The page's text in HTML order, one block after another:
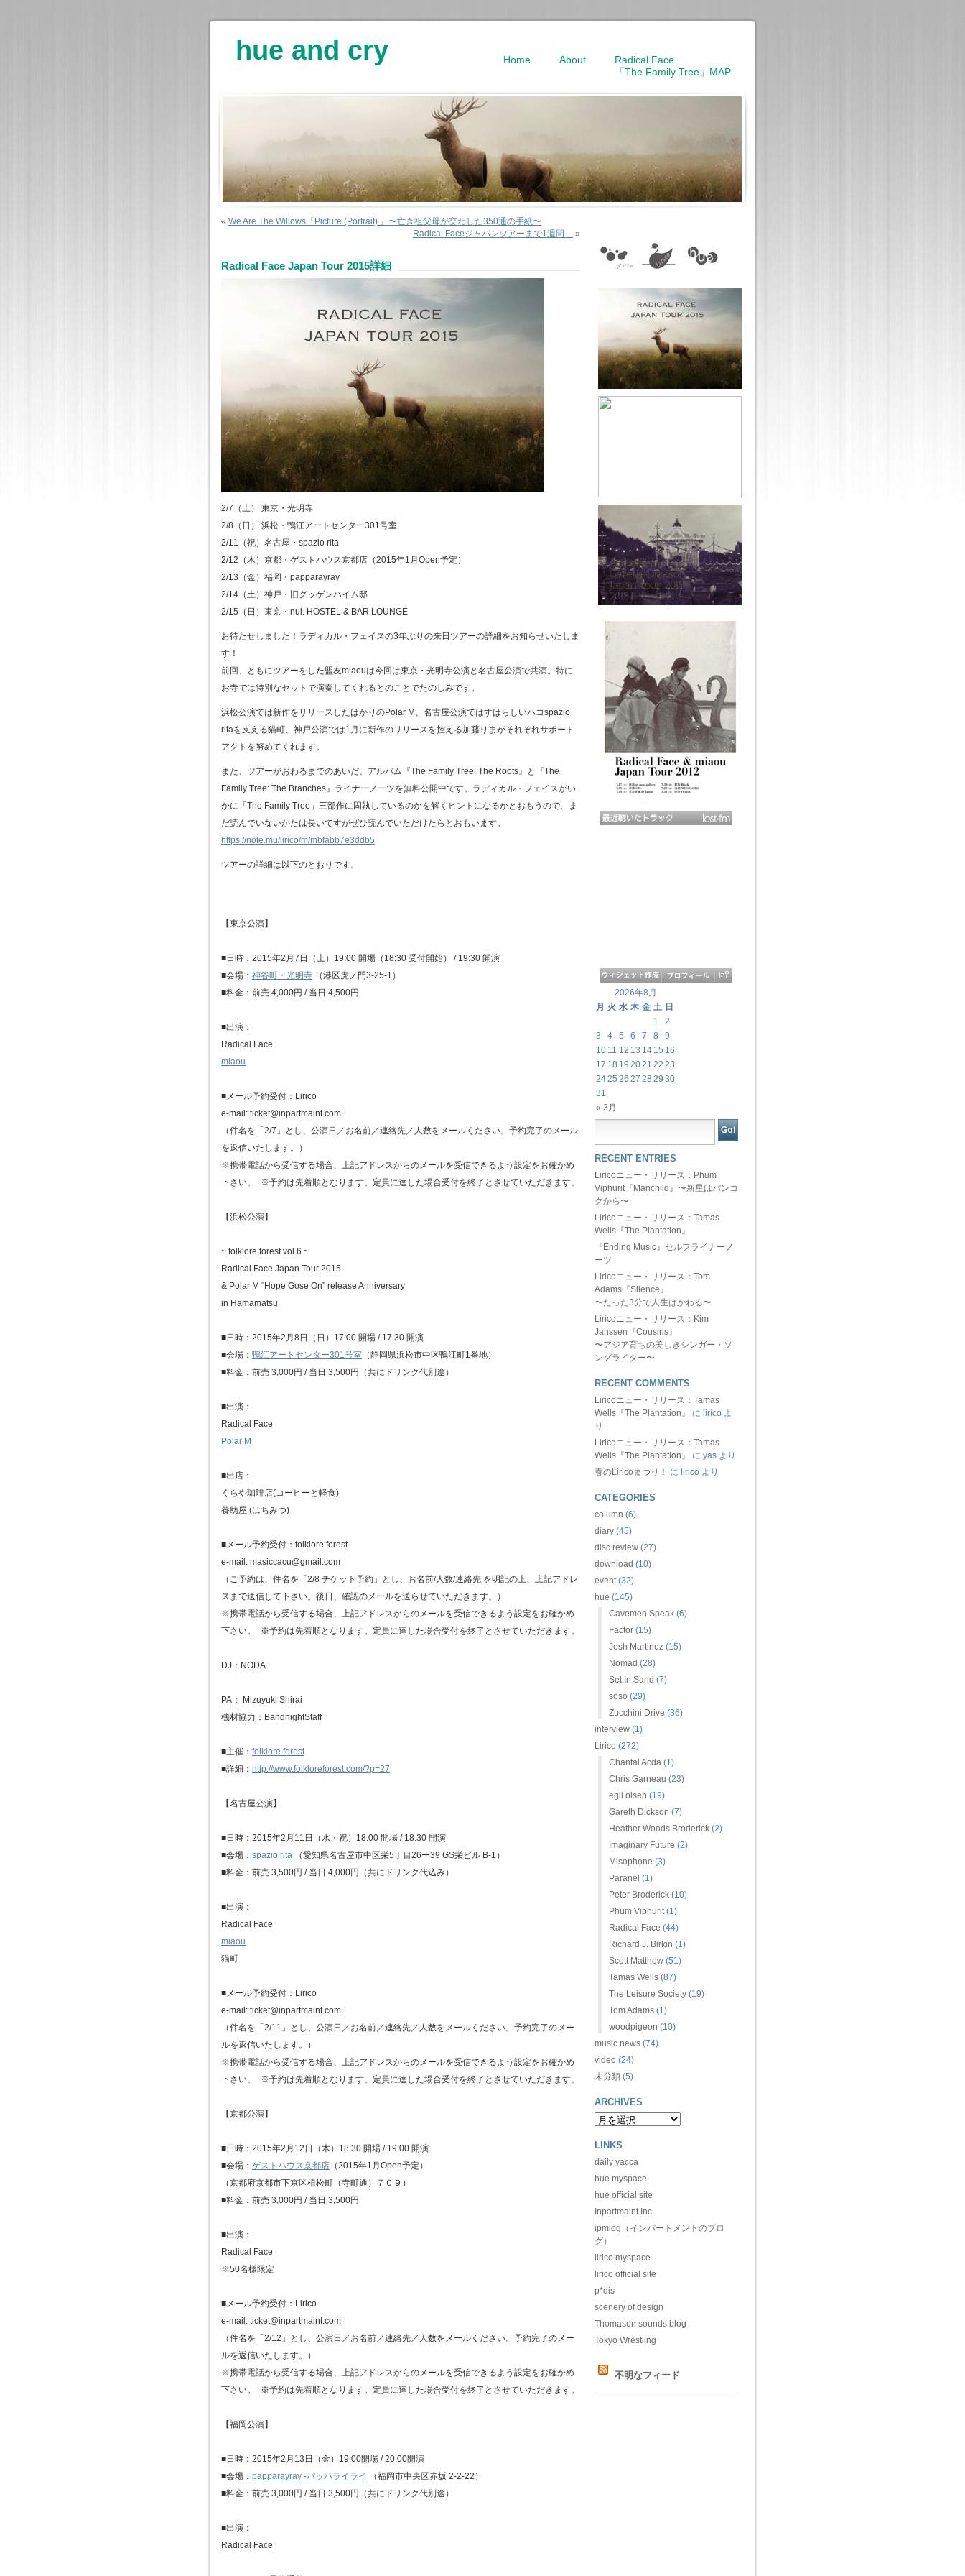
hue and cry Home About
Radical Face
「The Family Tree」MAP
« We Are The Willows『Picture (Portrait) 』〜亡き祖父母が交わした350通の手紙〜
Radical Faceジャパンツアーまで1週間… »
Radical Face Japan Tour 2015詳細
2/7（土） 東京・光明寺
2/8（日） 浜松・鴨江アートセンター301号室
2/11（祝）名古屋・spazio rita
2/12（木）京都・ゲストハウス京都店（2015年1月Open予定）
2/13（金）福岡・papparayray
2/14（土）神戸・旧グッゲンハイム邸
2/15（日）東京・nui. HOSTEL & BAR LOUNGE
お待たせしました！ラディカル・フェイスの3年ぶりの来日ツアーの詳細をお知らせいたしま
す！
前回、ともにツアーをした盟友miaouは今回は東京・光明寺公演と名古屋公演で共演。特に
お寺では特別なセットで演奏してくれるとのことでたのしみです。
浜松公演では新作をリリースしたばかりのPolar M、名古屋公演ではすばらしいハコspazio
ritaを支える猫町、神戸公演では1月に新作のリリースを控える加藤りまがそれぞれサポート
アクトを努めてくれます。
また、ツアーがおわるまでのあいだ、アルバム『The Family Tree: The Roots』と『The
Family Tree: The Branches』ライナーノーツを無料公開中です。ラディカル・フェイスがい
かに「The Family Tree」三部作に固執しているのかを解くヒントになるかとおもうので、ま
だ読んでいないかたは長いですがぜひ読んでいただけたらとおもいます。
https://note.mu/lirico/m/mbfabb7e3ddb5
ツアーの詳細は以下のとおりです。
【東京公演】
■日時：2015年2月7日（土）19:00 開場（18:30 受付開始） / 19:30 開演
■会場： 神谷町・光明寺 （港区虎ノ門3-25-1）
■料金：前売 4,000円 / 当日 4,500円
■出演：
Radical Face
miaou
■メール予約受付：Lirico
e-mail: ticket@inpartmaint.com
（件名を「2/7」とし、公演日／お名前／連絡先／人数をメールください。予約完了のメール
を返信いたします。）
※携帯電話から受信する場合、上記アドレスからのメールを受信できるよう設定をお確かめ
下さい。 ※予約は先着順となります。定員に達した場合受付を終了とさせていただきます。
【浜松公演】
~ folklore forest vol.6 ~
Radical Face Japan Tour 2015
& Polar M “Hope Gose On” release Anniversary
in Hamamatsu
■日時：2015年2月8日（日）17:00 開場 / 17:30 開演
■会場： 鴨江アートセンター301号室 （静岡県浜松市中区鴨江町1番地）
■料金：前売 3,000円 / 当日 3,500円（共にドリンク代別途）
■出演：
Radical Face
Polar M
■出店：
くらや珈琲店(コーヒーと軽食)
養紡屋 (はちみつ)
■メール予約受付：folklore forest
e-mail: masiccacu@gmail.com
（ご予約は、件名を「2/8 チケット予約」とし、お名前/人数/連絡先 を明記の上、上記アドレ
スまで送信して下さい。後日、確認のメールを送らせていただきます。）
※携帯電話から受信する場合、上記アドレスからのメールを受信できるよう設定をお確かめ
下さい。 ※予約は先着順となります。定員に達した場合受付を終了とさせていただきます。
DJ：NODA
PA： Mizuyuki Shirai
機材協力：BandnightStaff
■主催： folklore forest
■詳細： http://www.folkloreforest.com/?p=27
【名古屋公演】
■日時：2015年2月11日（水・祝）18:00 開場 / 18:30 開演
■会場： spazio rita （愛知県名古屋市中区栄5丁目26ー39 GS栄ビル B-1）
■料金：前売 3,500円 / 当日 4,000円（共にドリンク代込み）
■出演：
Radical Face
miaou
猫町
■メール予約受付：Lirico
e-mail: ticket@inpartmaint.com
（件名を「2/11」とし、公演日／お名前／連絡先／人数をメールください。予約完了のメー
ルを返信いたします。）
※携帯電話から受信する場合、上記アドレスからのメールを受信できるよう設定をお確かめ
下さい。 ※予約は先着順となります。定員に達した場合受付を終了とさせていただきます。
【京都公演】
■日時：2015年2月12日（木）18:30 開場 / 19:00 開演
■会場： ゲストハウス京都店 （2015年1月Open予定）
（京都府京都市下京区植松町（寺町通）７０９）
■料金：前売 3,000円 / 当日 3,500円
■出演：
Radical Face
※50名様限定
■メール予約受付：Lirico
e-mail: ticket@inpartmaint.com
（件名を「2/12」とし、公演日／お名前／連絡先／人数をメールください。予約完了のメー
ルを返信いたします。）
※携帯電話から受信する場合、上記アドレスからのメールを受信できるよう設定をお確かめ
下さい。 ※予約は先着順となります。定員に達した場合受付を終了とさせていただきます。
【福岡公演】
■日時：2015年2月13日（金）19:00開場 / 20:00開演
■会場： papparayray -パッパライライ
（福岡市中央区赤坂 2-2-22）
■料金：前売 3,000円 / 当日 3,500円（共にドリンク代別途）
■出演：
Radical Face
2026年8月
月 火 水 木 金 土 日
« 3月
1
2
3
4 5 6 7 8
9
10 11 12 13 14 15 16
17 18 19 2021 22 23
2425 26 27 28 29 30
31
RECENT ENTRIES
Liricoニュー・リリース：Phum
Viphurit『Manchild』〜新星はバンコ
クから〜
Liricoニュー・リリース：Tamas
Wells『The Plantation』
『Ending Music』セルフライナーノ
ーツ
Liricoニュー・リリース：Tom
Adams『Silence』
〜たった3分で人生はかわる〜
Liricoニュー・リリース：Kim
Janssen『Cousins』
〜アジア育ちの美しきシンガー・ソ
ングライター〜
RECENT COMMENTS
Liricoニュー・リリース：Tamas
Wells『The Plantation』
に lirico よ
り
Liricoニュー・リリース：Tamas
Wells『The Plantation』
に yas より
春のLiricoまつり！
に lirico より
CATEGORIES
column (6)
diary (45)
disc review (27)
download (10)
event(32)
hue (145)
Cavemen Speak (6)
Factor (15)
Josh Martinez (15)
Nomad (28)
Set In Sand (7)
soso (29)
Zucchini Drive (36)
interview (1)
Lirico (272)
Chantal Acda (1)
Chris Garneau (23)
egil olsen (19)
Gareth Dickson (7)
Heather Woods Broderick (2)
Imaginary Future (2)
Misophone (3)
Paranel (1)
Peter Broderick (10)
Phum Viphurit(1)
Radical Face (44)
Richard J. Birkin (1)
Scott Matthew (51)
Tamas Wells (87)
The Leisure Society (19)
Tom Adams (1)
woodpigeon (10)
music news (74)
video (24)
未分類 (5)
ARCHIVES
LINKS
daily yacca
hue myspace
hue official site
Inpartmaint Inc.
ipmlog（インパートメントのブロ
グ）
lirico myspace
lirico official site
p*dis
scenery of design
Thomason sounds blog
Tokyo Wrestling
不明なフィード